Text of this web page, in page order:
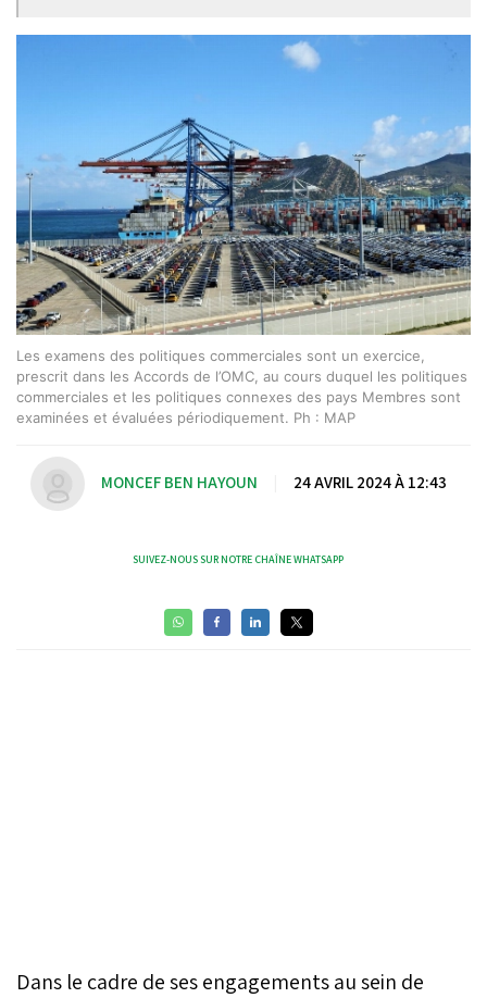
Les examens des politiques commerciales sont un exercice,
prescrit dans les Accords de l’OMC, au cours duquel les politiques
commerciales et les politiques connexes des pays Membres sont
examinées et évaluées périodiquement. Ph : MAP
MONCEF BEN HAYOUN 24 AVRIL 2024 À 12:43
SUIVEZ-NOUS SUR NOTRE CHAÎNE WHATSAPP
Dans le cadre de ses engagements au sein de